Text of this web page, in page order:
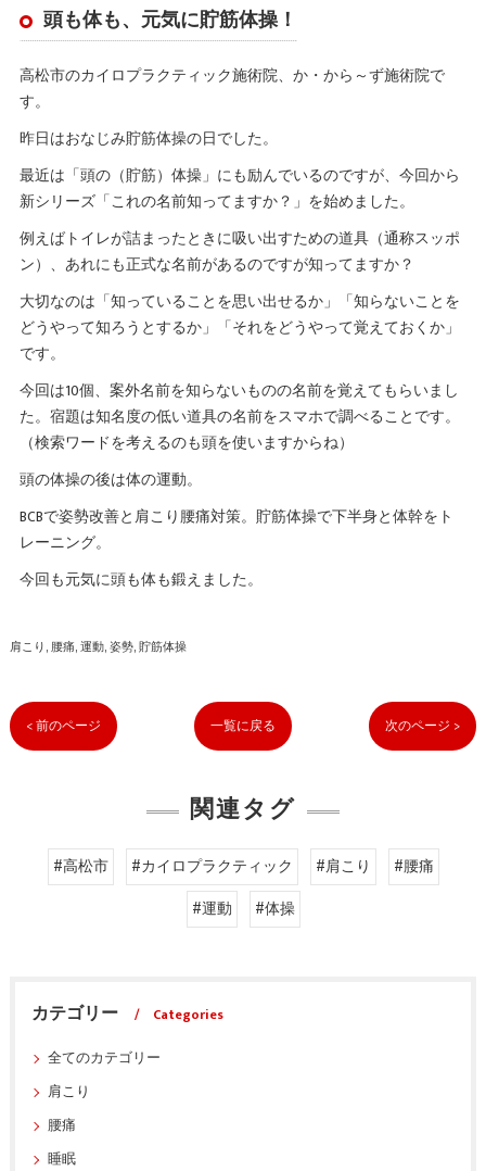
頭も体も、元気に貯筋体操！
高松市のカイロプラクティック施術院、か・から～ず施術院で
す。
昨日はおなじみ貯筋体操の日でした。
最近は「頭の（貯筋）体操」にも励んでいるのですが、今回から
新シリーズ「これの名前知ってますか？」を始めました。
例えばトイレが詰まったときに吸い出すための道具（通称スッポ
ン）、あれにも正式な名前があるのですが知ってますか？
大切なのは「知っていることを思い出せるか」「知らないことを
どうやって知ろうとするか」「それをどうやって覚えておくか」
です。
今回は10個、案外名前を知らないものの名前を覚えてもらいまし
た。宿題は知名度の低い道具の名前をスマホで調べることです。
（検索ワードを考えるのも頭を使いますからね）
頭の体操の後は体の運動。
BCBで姿勢改善と肩こり腰痛対策。貯筋体操で下半身と体幹をト
レーニング。
今回も元気に頭も体も鍛えました。
肩こり 腰痛 運動 姿勢 貯筋体操
< 前のページ 一覧に戻る 次のページ >
関連タグ
#高松市 #カイロプラクティック #肩こり
#腰痛
#運動
#体操
カテゴリー
Categories
全てのカテゴリー
肩こり
腰痛
睡眠